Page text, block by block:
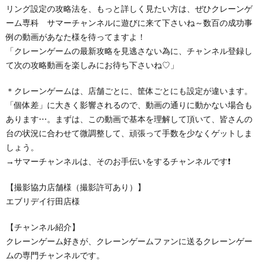
リング設定の攻略法を、もっと詳しく見たい方は、ぜひクレーンゲ
ーム専科 サマーチャンネルに遊びに来て下さいね～数百の成功事
例の動画があなた様を待ってますよ！
「クレーンゲームの最新攻略を見逃さない為に、チャンネル登録し
て次の攻略動画を楽しみにお待ち下さいね♡」
＊クレーンゲームは、店舗ごとに、筐体ごとにも設定が違います。
「個体差」に大きく影響されるので、動画の通りに動かない場合も
あります⋯。まずは、この動画で基本を理解して頂いて、皆さんの
台の状況に合わせて微調整して、頑張って手数を少なくゲットしま
しょう。
→サマーチャンネルは、そのお手伝いをするチャンネルです❗
【撮影協力店舗様（撮影許可あり）】
エブリデイ行田店様
【チャンネル紹介】
クレーンゲーム好きが、クレーンゲームファンに送るクレーンゲー
ムの専門チャンネルです。